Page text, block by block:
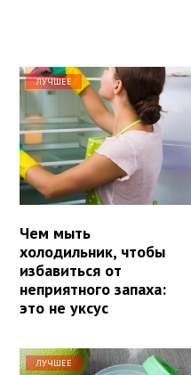
ЛУЧШЕЕ
Чем мыть
холодильник, чтобы
избавиться от
неприятного запаха:
это не уксус
ЛУЧШЕЕ